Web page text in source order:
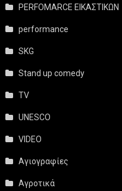
PERFOMARCE ΕΙΚΑΣΤΙΚΩΝ
performance
SKG
Stand up comedy
TV
UNESCO
VIDEO
Αγιογραφίες
Αγροτικά